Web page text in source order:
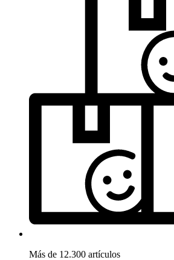
Más de 12.300 artículos